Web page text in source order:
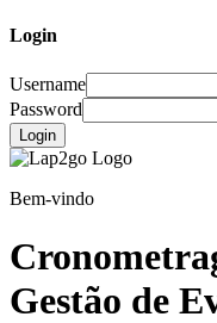
Login
Username
Password
Login
Bem-vindo
Gestão de